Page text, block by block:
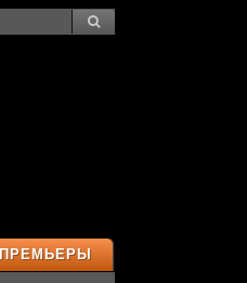
ПРЕМЬЕРЫ